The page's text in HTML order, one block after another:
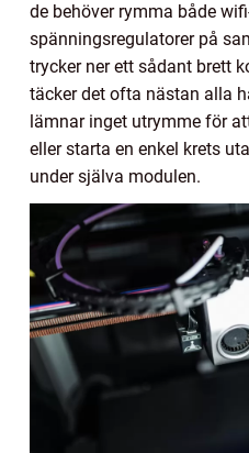
de behöver rymma både
spänningsregulatorer på
trycker ner ett sådant brett
täcker det ofta nästan alla
lämnar inget utrymme för
eller starta en enkel krets
under själva modulen.